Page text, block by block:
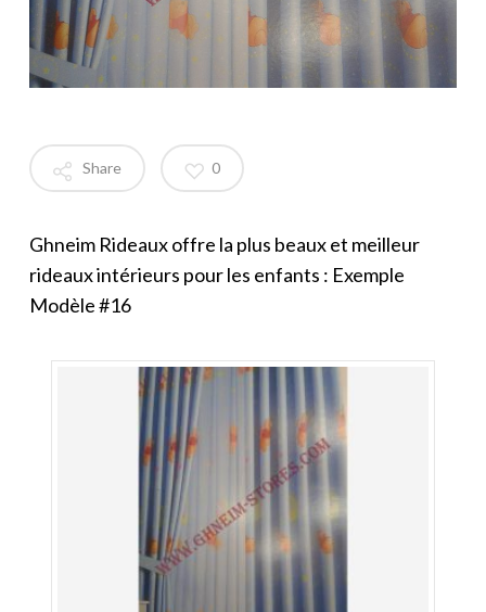
Share 0
Ghneim Rideaux offre la plus beaux et meilleur
rideaux intérieurs pour les enfants : Exemple
Modèle #16